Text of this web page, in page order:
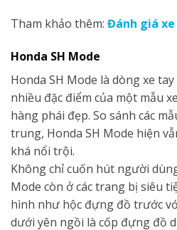
Tham khảo thêm: Đánh giá xe
Honda SH Mode
Honda SH Mode là dòng xe
nhiều đặc điểm của một mẫu
hàng phái đẹp. So sánh các
trung, Honda SH Mode hiện
khá nổi trội.
Không chỉ cuốn hút người
Mode còn ở các trang bị siêu
hình như hộc đựng đồ trước
dưới yên ngồi là cốp đựng đồ